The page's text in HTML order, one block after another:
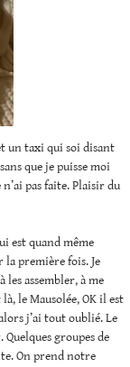
un taxi qui soi disant
que je puisse moi
pas faite. Plaisir du
est quand même
la première fois. Je
les assembler, à me
le Mausolée, OK il est
j’ai tout oublié. Le
groupes de
On prend notre